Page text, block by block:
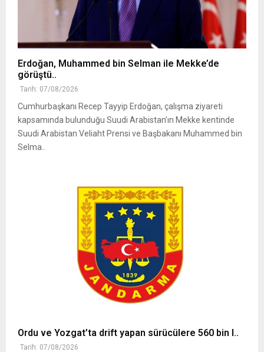
Erdoğan, Muhammed bin Selman ile Mekke’de
görüştü..
Tarih: 07/08/2026
Cumhurbaşkanı Recep Tayyip Erdoğan, çalışma ziyareti
kapsamında bulunduğu Suudi Arabistan’ın Mekke kentinde
Suudi Arabistan Veliaht Prensi ve Başbakanı Muhammed bin
Selma..
Ordu ve Yozgat’ta drift yapan sürücülere 560 bin l..
Tarih: 07/08/2026